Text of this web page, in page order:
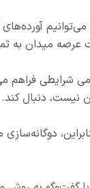
آورده‌های
عرصه میدان به
شرایطی فراهم
نیست، دنبال کند.